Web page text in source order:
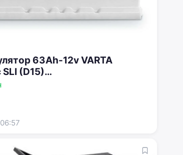
63Ah-12v VARTA
(D15)
!КАТ. -20%